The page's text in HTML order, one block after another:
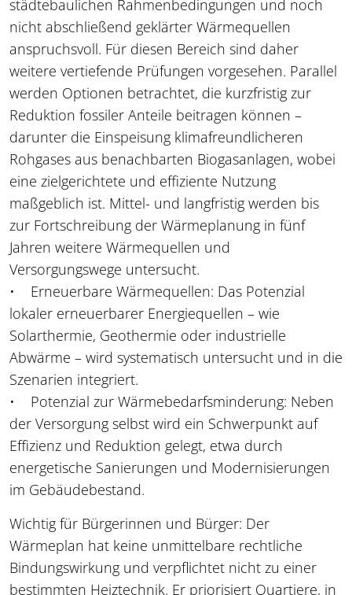
städtebaulichen Rahmenbedingungen und noch
nicht abschließend geklärter Wärmequellen
anspruchsvoll. Für diesen Bereich sind daher
weitere vertiefende Prüfungen vorgesehen. Parallel
werden Optionen betrachtet, die kurzfristig zur
Reduktion fossiler Anteile beitragen können –
darunter die Einspeisung klimafreundlicheren
Rohgases aus benachbarten Biogasanlagen, wobei
eine zielgerichtete und effiziente Nutzung
maßgeblich ist. Mittel- und langfristig werden bis
zur Fortschreibung der Wärmeplanung in fünf
Jahren weitere Wärmequellen und
Versorgungswege untersucht.
• Erneuerbare Wärmequellen: Das Potenzial
lokaler erneuerbarer Energiequellen – wie
Solarthermie, Geothermie oder industrielle
Abwärme – wird systematisch untersucht und in die
Szenarien integriert.
• Potenzial zur Wärmebedarfsminderung: Neben
der Versorgung selbst wird ein Schwerpunkt auf
Effizienz und Reduktion gelegt, etwa durch
energetische Sanierungen und Modernisierungen
im Gebäudebestand.
Wichtig für Bürgerinnen und Bürger: Der
Wärmeplan hat keine unmittelbare rechtliche
Bindungswirkung und verpflichtet nicht zu einer
bestimmten Heiztechnik. Er priorisiert Quartiere, in